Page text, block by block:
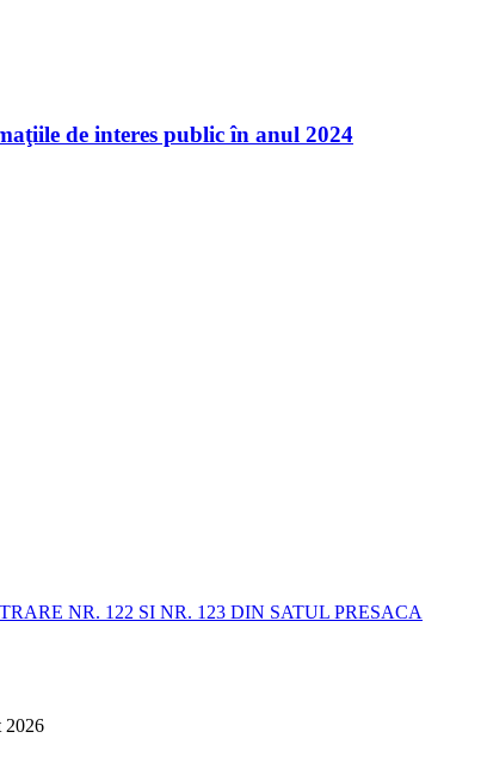
de interes public în anul 2024
NR. 122 SI NR. 123 DIN SATUL PRESACA
2026